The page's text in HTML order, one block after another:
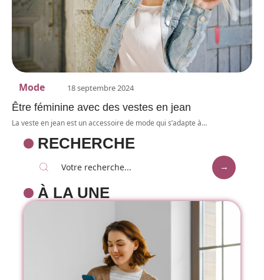
Mode 18 septembre 2024
Être féminine avec des vestes en jean
La veste en jean est un accessoire de mode qui s’adapte à…
RECHERCHE
À LA UNE